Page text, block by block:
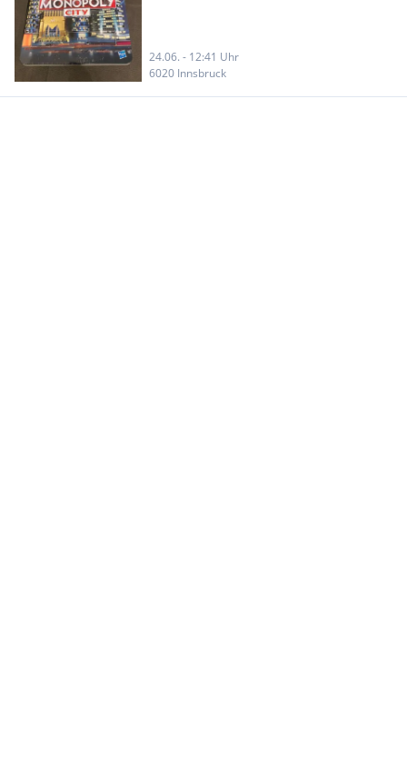
24.06. - 12:41 Uhr
6020 Innsbruck